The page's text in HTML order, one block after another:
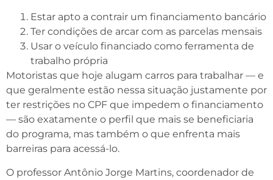
Estar apto a contrair um financiamento bancário
Ter condições de arcar com as parcelas mensais
Usar o veículo financiado como ferramenta de
trabalho própria
Motoristas que hoje alugam carros para trabalhar — e
que geralmente estão nessa situação justamente por
ter restrições no CPF que impedem o financiamento
— são exatamente o perfil que mais se beneficiaria
do programa, mas também o que enfrenta mais
barreiras para acessá-lo.
O professor Antônio Jorge Martins, coordenador de